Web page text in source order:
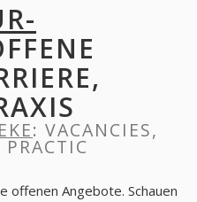
: VACANCIES,
offenen Angebote. Schauen